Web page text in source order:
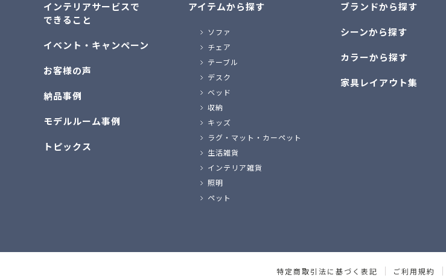
インテリアサービスで
できること
イベント・キャンペーン
お客様の声
納品事例
モデルルーム事例
トピックス
アイテムから探す
ソファ
チェア
テーブル
デスク
ベッド
収納
キッズ
ラグ・マット・カーペット
生活雑貨
インテリア雑貨
照明
ペット
ブランドから探す
シーンから探す
カラーから探す
家具レイアウト集
特定商取引法に基づく表記 ご利用規約